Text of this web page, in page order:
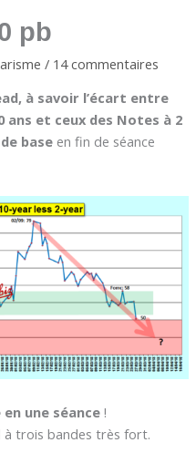
pb
/ 14 commentaires
à savoir l’écart entre
ans et ceux des Notes à 2
baseen fin de séance
une séance !
à trois bandes très fort.